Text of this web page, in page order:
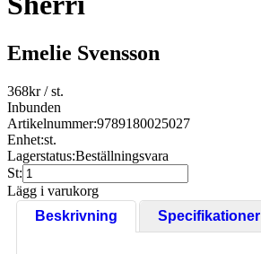
Emelie Svensson
368kr/ st.
Inbunden
Artikelnummer:9789180025027
Enhet:st.
Lagerstatus:Beställningsvara
St:
Lägg i varukorg
Beskrivning
Specifikationer